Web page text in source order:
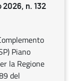
2026, n. 132
Piano
la Regione
del